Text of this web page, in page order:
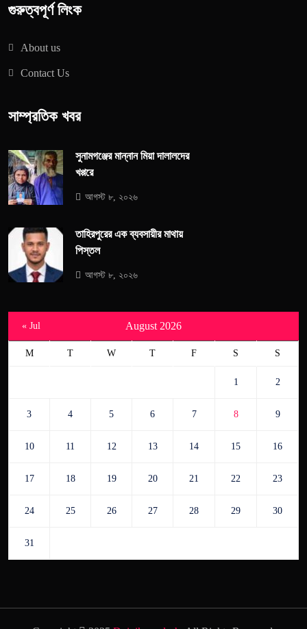
গুরুত্বপূর্ণ লিংক
About us
Contact Us
সাম্প্রতিক খবর
সুনামগঞ্জের মান্নান মিয়া দালালদের
খপ্পরে
আগস্ট ৮, ২০২৬
তাহিরপুরের এক ব্যবসায়ীর মাথায়
পিস্তল
আগস্ট ৮, ২০২৬
August 2026
M T W T F S S
1 2
3 4 5 6 7 8 9
10 11 12 13 14 15 16
17 18 19 20 21 22 23
24 25 26 27 28 29 30
31
« Jul